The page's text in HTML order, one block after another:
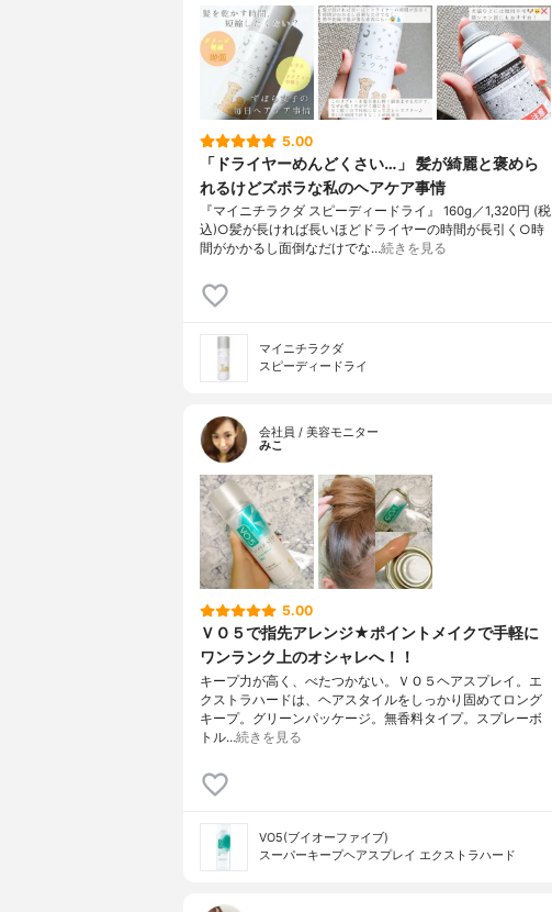
5.00
「ドライヤーめんどくさい…」 髪が綺麗と褒めら
れるけどズボラな私のヘアケア事情
『マイニチラクダ スピーディードライ』 160g／1,320円 (税
込)○髪が長ければ長いほどドライヤーの時間が長引く○時
間がかかるし面倒なだけでな…続きを見る
マイニチラクダ
スピーディードライ
会社員 / 美容モニター
みこ
5.00
ＶＯ５で指先アレンジ★ポイントメイクで手軽に
ワンランク上のオシャレへ！！
キープ力が高く、べたつかない。ＶＯ５ヘアスプレイ。エ
クストラハードは、ヘアスタイルをしっかり固めてロング
キープ。グリーンパッケージ。無香料タイプ。スプレーボ
トル…続きを見る
VO5(ブイオーファイブ)
スーパーキープヘアスプレイ エクストラハード